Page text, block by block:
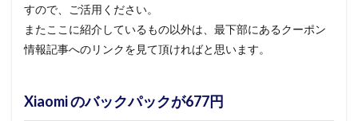
すので、ご活用ください。
またここに紹介しているもの以外は、最下部にあるクーポン
情報記事へのリンクを見て頂ければと思います。
Xiaomi のバックパックが677円